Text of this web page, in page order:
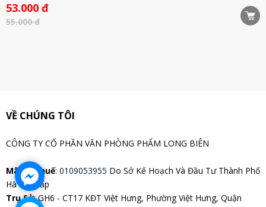
53.000 đ
55.000 đ
VỀ CHÚNG TÔI
CÔNG TY CỔ PHẦN VĂN PHÒNG PHẨM LONG BIÊN
Mã Số Thuế: 0109053955 Do Sở Kế Hoạch Và Đầu Tư Thành Phố
Hà Nội Cấp
Trụ Sở: GH6 - CT17 KĐT Việt Hưng, Phường Việt Hưng, Quận